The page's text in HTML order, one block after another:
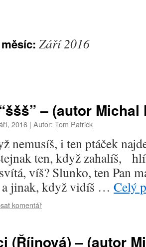
Září 2016
– (autor Michal
2016 | Autor: Tom Patrick
nemusíš, i ten ptáček
ten, když zahalíš,
víš? Slunko, ten Pan
jinak, když vidíš … Celý
komentář
(Říjnová) – (autor